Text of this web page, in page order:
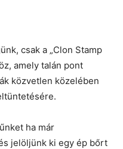
csak a „Clon Stamp
amely talán pont
közvetlen közelében
ha már
jelöljünk ki egy ép bőrt